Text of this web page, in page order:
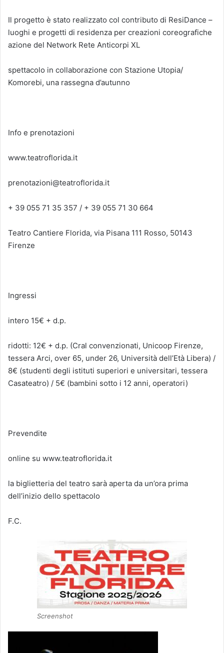
Il progetto è stato realizzato col contributo di ResiDance –
luoghi e progetti di residenza per creazioni coreografiche
azione del Network Rete Anticorpi XL
spettacolo in collaborazione con Stazione Utopia/
Komorebi, una rassegna d’autunno
Info e prenotazioni
www.teatroflorida.it
prenotazioni@teatroflorida.it
+ 39 055 71 35 357 / + 39 055 71 30 664
Teatro Cantiere Florida, via Pisana 111 Rosso, 50143
Firenze
Ingressi
intero 15€ + d.p.
ridotti: 12€ + d.p. (Cral convenzionati, Unicoop Firenze,
tessera Arci, over 65, under 26, Università dell’Età Libera) /
8€ (studenti degli istituti superiori e universitari, tessera
Casateatro) / 5€ (bambini sotto i 12 anni, operatori)
Prevendite
online su www.teatroflorida.it
la biglietteria del teatro sarà aperta da un’ora prima
dell’inizio dello spettacolo
F.C.
Screenshot